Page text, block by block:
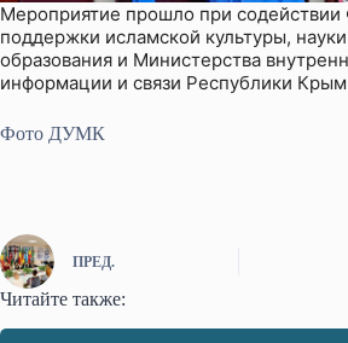
Мероприятие прошло при содействии
поддержки исламской культуры,
образования и Министерства
информации и связи Республики
Фото ДУМК
ПРЕД.
Читайте также: